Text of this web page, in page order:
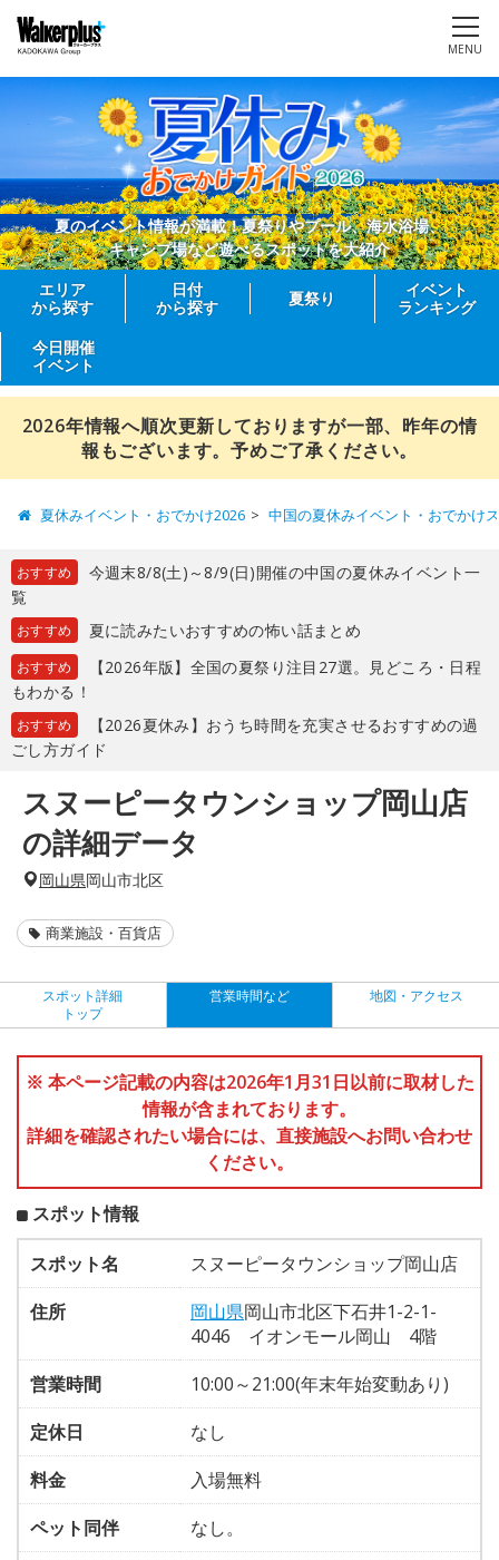
MENU
夏のイベント情報が満載！夏祭りやプール、海水浴場、
キャンプ場など遊べるスポットを大紹介
エリア
から探す
日付
から探す
夏祭り
イベント
ランキング
今日開催
イベント
2026年情報へ順次更新しておりますが一部、昨年の情
報もございます。予めご了承ください。
夏休みイベント・おでかけ2026 中国の夏休みイベント・おでかけ
おすすめ
今週末8/8(土)～8/9(日)開催の中国の夏休みイベント一
覧
おすすめ 夏に読みたいおすすめの怖い話まとめ
おすすめ
【2026年版】全国の夏祭り注目27選。見どころ・日程
もわかる！
おすすめ
【2026夏休み】おうち時間を充実させるおすすめの過
ごし方ガイド
スヌーピータウンショップ岡山店
の詳細データ
岡山県岡山市北区
商業施設・百貨店
スポット詳細
トップ
営業時間など 地図・アクセス
※ 本ページ記載の内容は2026年1月31日以前に取材した
情報が含まれております。
詳細を確認されたい場合には、直接施設へお問い合わせ
ください。
スポット情報
スポット名
スヌーピータウンショップ岡山店
住所
岡山県岡山市北区下石井1-2-1-
4046 イオンモール岡山 4階
営業時間
10:00～21:00(年末年始変動あり)
定休日
なし
料金
入場無料
ペット同伴
なし。